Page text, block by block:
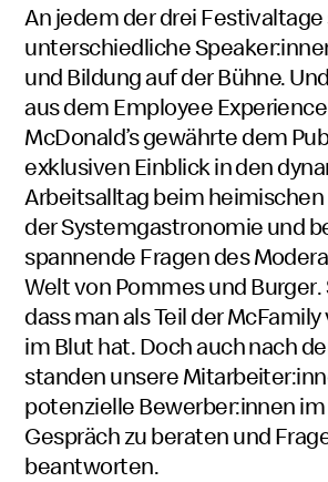
An jedem der drei
unterschiedlicheSpeaker
und Bildung auf der Bühne.
aus demEmployee
McDonald’s gewährte dem
exklusiven Einblick in den
Arbeitsalltag beim
der Systemgastronomie und
spannende Fragen des
Welt von Pommes undBurger.
dass man als Teil derMcFamily
im Blut hat. Doch auch nach
standen unsere
potenzielle Bewerber:innen
Gespräch zu beraten und
beantworten.